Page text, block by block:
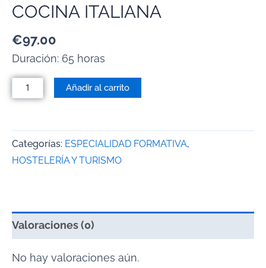
COCINA ITALIANA
€97.00
Duración: 65 horas
Añadir al carrito
Categorías: ESPECIALIDAD FORMATIVA,
HOSTELERÍA Y TURISMO
Valoraciones (0)
No hay valoraciones aún.